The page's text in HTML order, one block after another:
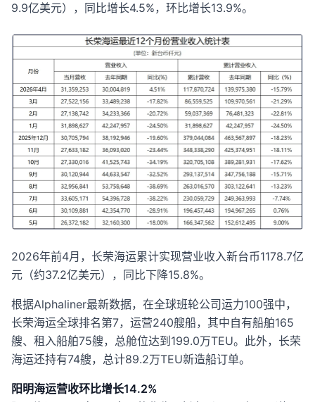
9.9亿美元），同比增长4.5%，环比增长13.9%。
2026年前4月，长荣海运累计实现营业收入新台币1178.7亿
元（约37.2亿美元），同比下降15.8%。
根据Alphaliner最新数据，在全球班轮公司运力100强中，
长荣海运全球排名第7，运营240艘船，其中自有船舶165
艘、租入船舶75艘，总舱位达到199.0万TEU。此外，长荣
海运还持有74艘，总计89.2万TEU新造船订单。
阳明海运营收环比增长14.2%